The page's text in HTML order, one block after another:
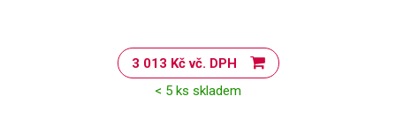
3 013 Kč vč. DPH
< 5 ks skladem